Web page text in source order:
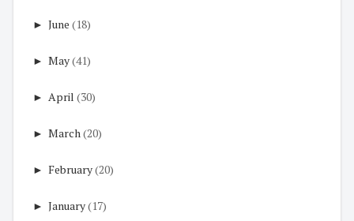
► June (18)
► May(41)
► April (30)
► March(20)
► February(20)
► January(17)